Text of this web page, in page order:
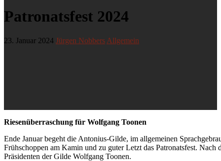
Patronatsfest 2024
23. Januar 2024 Jürgen Nobbers Allgemein
Riesenüberraschung für Wolfgang Toonen
Ende Januar begeht die Antonius-Gilde, im allgemeinen
Frühschoppen am Kamin und zu guter Letzt das Patronatsfest.
Präsidenten der Gilde Wolfgang Toonen.